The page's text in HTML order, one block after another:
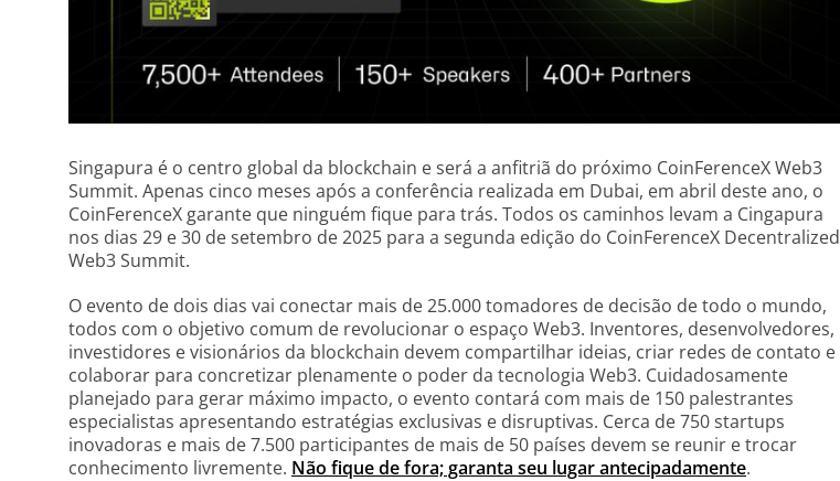
Singapura é o centro global da blockchain e será a anfitriã do próximo CoinFerenceX Web3
Summit. Apenas cinco meses após a conferência realizada em Dubai, em abril deste ano, o
CoinFerenceX garante que ninguém fique para trás. Todos os caminhos levam a Cingapura
nos dias 29 e 30 de setembro de 2025 para a segunda edição do CoinFerenceX Decentralized
Web3 Summit.
O evento de dois dias vai conectar mais de 25.000 tomadores de decisão de todo o mundo,
todos com o objetivo comum de revolucionar o espaço Web3. Inventores, desenvolvedores,
investidores e visionários da blockchain devem compartilhar ideias, criar redes de contato e
colaborar para concretizar plenamente o poder da tecnologia Web3. Cuidadosamente
planejado para gerar máximo impacto, o evento contará com mais de 150 palestrantes
especialistas apresentando estratégias exclusivas e disruptivas. Cerca de 750 startups
inovadoras e mais de 7.500 participantes de mais de 50 países devem se reunir e trocar
conhecimento livremente. Não fique de fora; garanta seu lugar antecipadamente.